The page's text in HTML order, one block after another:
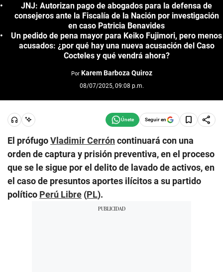
JNJ: Autorizan pago de abogados para la defensa de
consejeros ante la Fiscalía de la Nación por investigación
en caso Patricia Benavides
Un pedido de pena mayor para Keiko Fujimori, pero menos
acusados: ¿por qué hay una nueva acusación del Caso
Cocteles y qué vendrá ahora?
Por Karem Barboza Quiroz
08/07/2025, 09:08 p.m.
Seguir en
El prófugoVladimir Cerróncontinuará con una
orden de captura y prisión preventiva, en el proceso
que se le sigue por el delito de lavado de activos, en
el caso de presuntos aportes ilícitos a su partido
político Perú Libre (PL).